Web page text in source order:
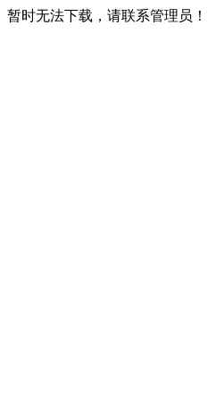
暂时无法下载，请联系管理员！